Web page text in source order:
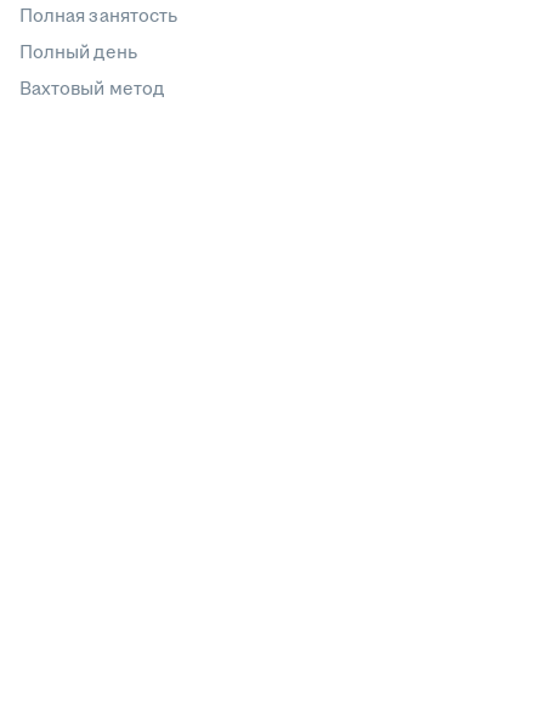
Полная занятость
Полный день
Вахтовый метод